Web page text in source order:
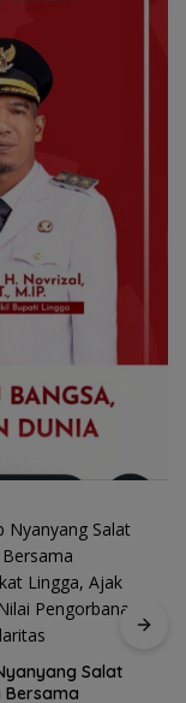
Peringati HPN
Komunitas